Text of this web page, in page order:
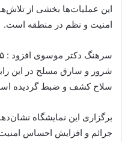
این عملیات‌ها بخشی از
امنیت و نظم در منطقه است.
شرور و سارق مسلح در این
سلاح کشف و ضبط گردیده
برگزاری این نمایشگاه
جرائم و افزایش احساس